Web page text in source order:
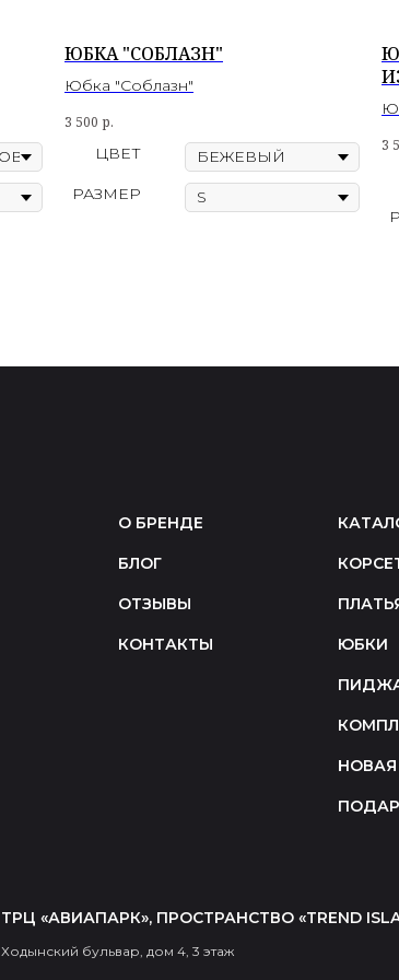
3
ЮБКА "СОБЛАЗН"
Юбка "Соблазн"
3 500 р.
ЦВЕТ
РАЗМЕР
ЮБКИ
О БРЕНДЕ
БЛОГ
ОТЗЫВЫ
КОНТАКТЫ
Ходынский бульвар, дом 4, 3 этаж
ТРЦ «АВИАПАРК», ПРОСТРАНСТВО «TREND